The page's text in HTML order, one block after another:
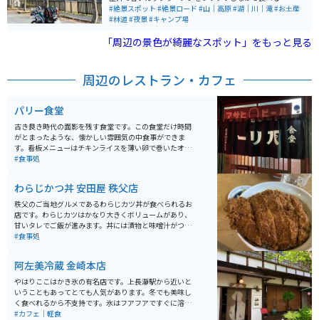
が格別です。道の途中で、動物に逢えたらラッキーかも
しれません。
#絶景スポット #絶景ロード #山｜高原#湖｜川｜滝#お土産
#林道#夜景#キャンプ場
「周辺の景色が綺麗なスポット」をもっと見る
周辺のレストラン・カフェ
パリー食堂
古き良き時代の面影を残す食堂です。この食堂だけ時間
がとまったような、懐かしい雰囲気の中食事ができま
す。看板メニューはチキンライスを薄い卵で巻いたオム
ライスです。値段もお手頃で駅からも近いおすすめのお
#食事処
わらじかつ丼 安田屋 秩父店
秩父のご当地グルメであるわらじカツ丼が食べられるお
店です。わらじカツはかなり大きくボリュームがあり、
甘いタレでご飯が進みます。丼には漬物と味噌汁がつい
ており、リーズナブルにお腹いっぱいご飯が食べられま
#食事処
阿左美冷蔵 金崎本店
やはりここはかき氷の有名店です。上長瀞駅から近いと
いうこともあってとても人気があります。冬でも美味し
く食べれるから不支持です。氷はフアフアですぐに溶け
てなくなってしまいます。何べんでも食べれるので長瀞
#カフェ｜軽食